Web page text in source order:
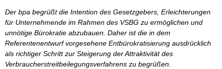
Der bpa begrüßt die Intention des Gesetzgebers, Erleichterungen
für Unternehmende im Rahmen des VSBG zu ermöglichen und
unnötige Bürokratie abzubauen. Daher ist die in dem
Referentenentwurf vorgesehene Entbürokratisierung ausdrücklich
als richtiger Schritt zur Steigerung der Attraktivität des
Verbraucherstreitbeilegungsverfahrens zu begrüßen.